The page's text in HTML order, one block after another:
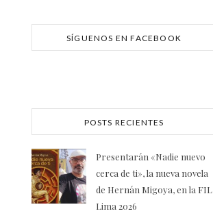
SÍGUENOS EN FACEBOOK
POSTS RECIENTES
Presentarán «Nadie nuevo
cerca de ti», la nueva novela
de Hernán Migoya, en la FIL
Lima 2026